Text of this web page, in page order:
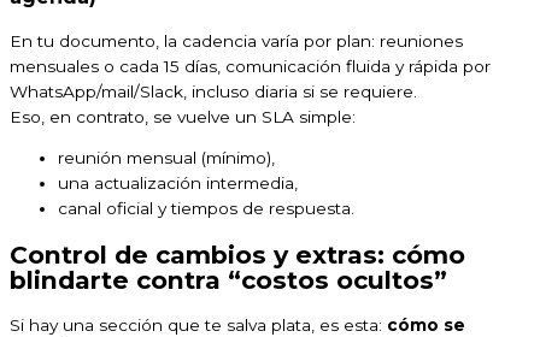
En tu documento, la cadencia varía por plan: reuniones
mensuales o cada 15 días, comunicación fluida y rápida por
WhatsApp/mail/Slack, incluso diaria si se requiere.
Eso, en contrato, se vuelve un SLA simple:
reunión mensual (mínimo),
una actualización intermedia,
canal oficial y tiempos de respuesta.
Control de cambios y extras: cómo
blindarte contra “costos ocultos”
Si hay una sección que te salva plata, es esta: cómo se